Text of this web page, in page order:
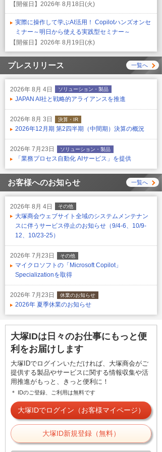
【開催日】 2026年 8月18日(火)
実際に操作して学ぶAI活用！ Copilotハンズオンセ
ミナー～明日から使える実践型セミナー～
【開催日】 2026年 8月19日(水)
プレスリリース 一覧へ
2026年 8月 4日 ソリューション・製品
JAPAN AI社と戦略的アライアンスを推進
2026年 8月 3日 決算・IR
2026年12月期 第2四半期（中間期）決算の概況
2026年 7月23日 ソリューション・製品
「業務プロセス自動化 AIサービス」を提供
お客様へのお知らせ 一覧へ
2026年 8月 4日 その他
大塚商会ウェブサイト全域のシステムメンテナン
スに伴うサービス停止のお知らせ（9/4-6、10/9-
12、10/23-25）
2026年 7月23日 その他
マイクロソフトの「Microsoft Copilot」
Specializationを取得
2026年 7月23日 休業のお知らせ
2026年 夏季休業のお知らせ
大塚IDは日々のお仕事にもっと便
利をお届けします
大塚IDでログインいただければ、大塚商会がご
提供する製品やサービスに関する情報収集や活
用推進がもっと、きっと便利に！
＊ IDのご登録、ご利用は無料です
大塚IDでログイン（お客様マイページ）
大塚ID新規登録（無料）